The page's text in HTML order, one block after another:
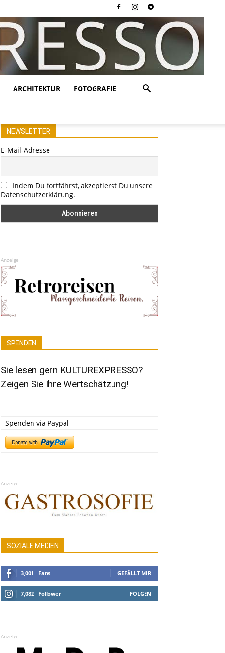
ARCHITEKTUR FOTOGRAFIE
NEWSLETTER
E-Mail-Adresse
Indem Du fortfährst, akzeptierst Du unsere
Datenschutzerklärung.
Anzeige
SPENDEN
Sie lesen gern KULTUREXPRESSO?
Zeigen Sie Ihre Wertschätzung!
Spenden via Paypal
Anzeige
SOZIALE MEDIEN
3,001 Fans GEFÄLLT MIR
7,082 Follower FOLGEN
Anzeige